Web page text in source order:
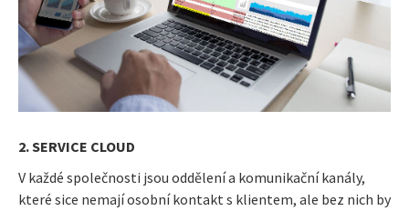
2. SERVICE CLOUD
V každé společnosti jsou oddělení a komunikační kanály,
které sice nemají osobní kontakt s klientem, ale bez nich by